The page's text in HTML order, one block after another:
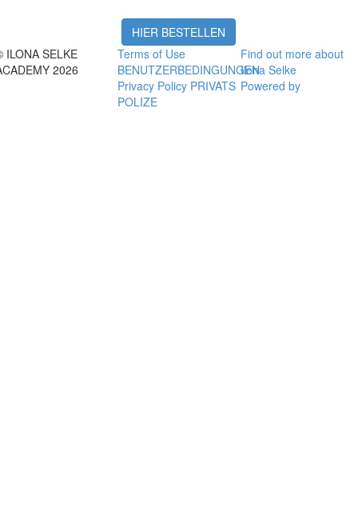
HIER BESTELLEN
ILONA SELKE
2026
Terms of Use
BENUTZERBEDINGUNGEN
Privacy Policy PRIVATS
POLIZE
Find out more about
Ilona Selke
Powered by